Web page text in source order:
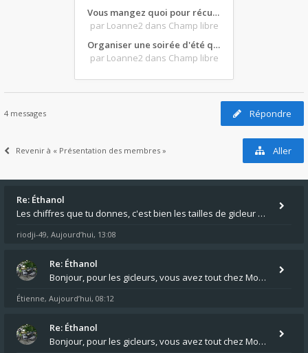
Vous mangez quoi pour récupérer après une grosse journée de moto ?
par Loanne2 dans Champ libre
Organiser une soirée d'été qui claque : vos bons plans matos ?
par Loanne2 dans Champ libre
4 messages Répondre
Revenir à « Présentation des membres » Aller
Re: Éthanol
Les chiffres que tu donnes, c'est bien les tailles de gicleur ? Par contre tes "-2 tours" à quoi correspondent t'ils ?
riodji-49, Aujourd’hui, 13:08
Re: Éthanol
Bonjour, pour les gicleurs, vous avez tout chez Motokristen à Bar sur Aube. https://www.motokristen.fr/ On peut aussi
Étienne, Aujourd’hui, 08:12
Re: Éthanol
Bonjour, pour les gicleurs, vous avez tout chez Motokristen à Bar sur Aube. https://www.motokristen.fr/produits/4946-l